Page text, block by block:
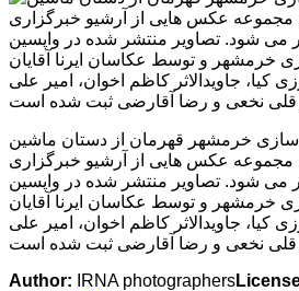
خرمشهر قهرمان از دستان ماشین
عکس هایی از آرشیو خبرگزاری
می شود. تصاویر منتشر شده در واپسین
خرمشهر و توسط عکاسان ایرنا آقایان
کیا، جاویدالاثر کاظم اخوان، امیر علی
Author:
IRNA photographers